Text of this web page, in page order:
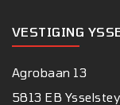
VESTIGING
Agrobaan 13
5813 EB